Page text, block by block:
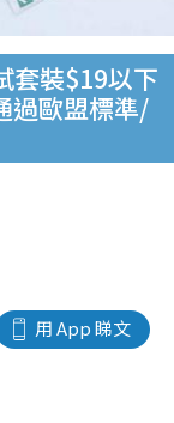
套裝$19以下
過歐盟標準/
用 App 睇文